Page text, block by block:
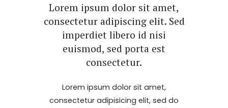
Lorem ipsum dolor sit amet,
consectetur adipiscing elit. Sed
imperdiet libero id nisi
euismod, sed porta est
consectetur.
Lorem ipsum dolor sit amet,
consectetur adipisicing elit, sed do